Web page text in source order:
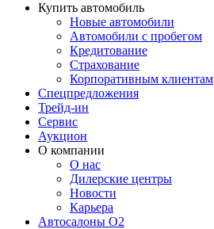
Купить автомобиль
Новые автомобили
Автомобили с пробегом
Кредитование
Страхование
Корпоративным клиентам
Спецпредложения
Трейд-ин
Сервис
Аукцион
О компании
О нас
Дилерские центры
Новости
Карьера
Автосалоны O2